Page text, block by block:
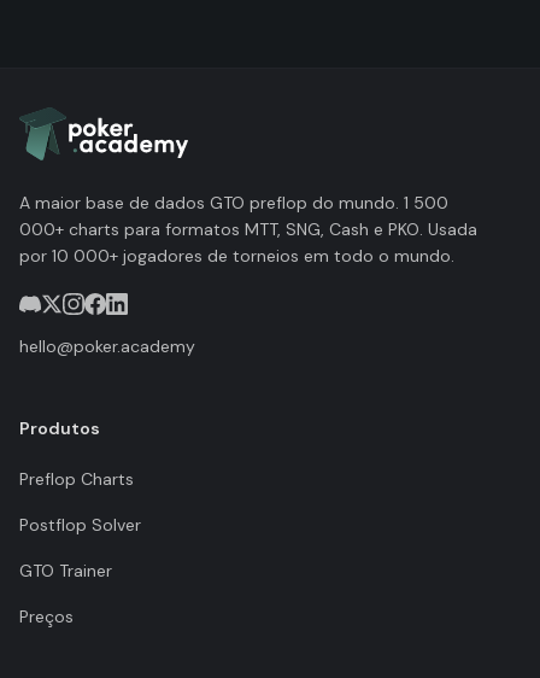
A maior base de dados GTO preflop do mundo. 1 500
000+ charts para formatos MTT, SNG, Cash e PKO. Usada
por 10 000+ jogadores de torneios em todo o mundo.
hello@poker.academy
Produtos
Preflop Charts
Postflop Solver
GTO Trainer
Preços